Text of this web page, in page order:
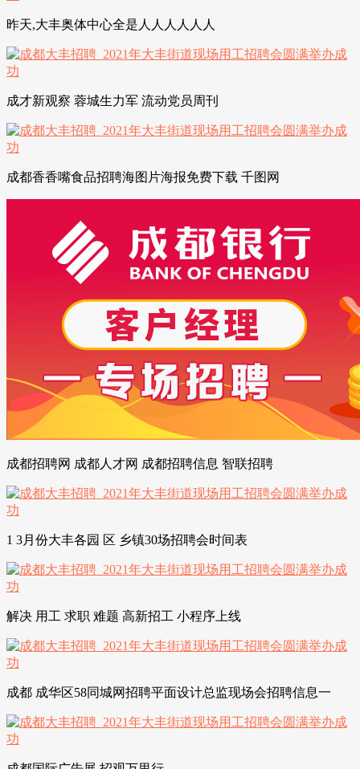
昨天,大丰奥体中心全是人人人人人人
成才新观察 蓉城生力军 流动党员周刊
成都香香嘴食品招聘海图片海报免费下载 千图网
成都招聘网 成都人才网 成都招聘信息 智联招聘
1 3月份大丰各园 区 乡镇30场招聘会时间表
解决 用工 求职 难题 高新招工 小程序上线
成都 成华区58同城网招聘平面设计总监现场会招聘信息一